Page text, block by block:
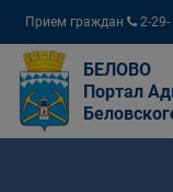
Прием граждан
2-29-
04
БЕЛОВО
Портал